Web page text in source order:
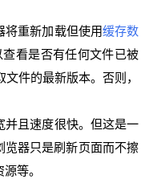
重新加载但使用缓存数
查看是否有任何文件已被
件的最新版本。否则，
且速度很快。但这是一
览器只是刷新页面而不擦
等。